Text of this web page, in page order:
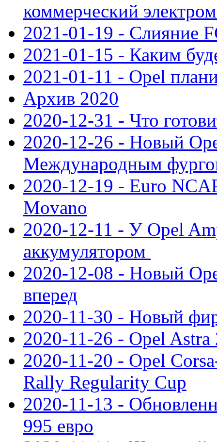
коммерческий
2021-01-19 - Слияние
2021-01-15 - Каким
2021-01-11 - Opel
Архив 2020
2020-12-31 - Что
2020-12-26 - Новый
Международным
2020-12-19 - Euro
Movano
2020-12-11 - У Opel
аккумулятором
2020-12-08 - Новый
вперед
2020-11-30 - Новый
2020-11-26 - Opel Astra
2020-11-20 - Opel
Rally Regularity Cup
2020-11-13 -
995 евро